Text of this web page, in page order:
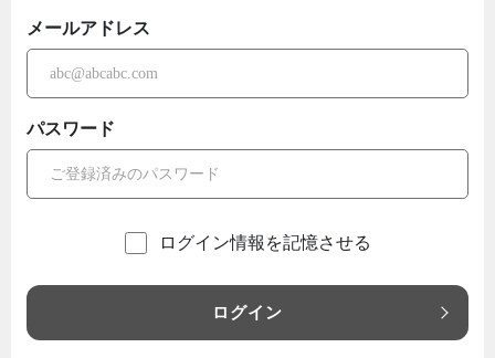
メールアドレス
パスワード
ログイン情報を記憶させる
ログイン